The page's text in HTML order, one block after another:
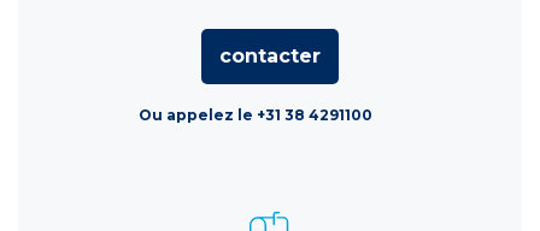
contacter
Ou appelez le +31 38 4291100